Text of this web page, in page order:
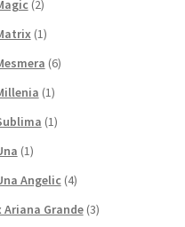
(2)
(1)
(6)
(1)
(1)
(1)
Angelic (4)
Grande (3)